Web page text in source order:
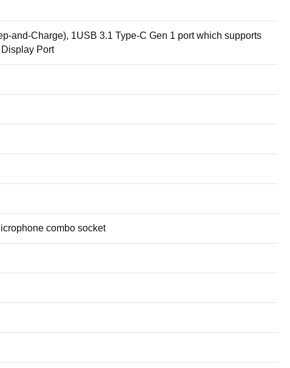
and-Charge), 1USB 3.1 Type-C Gen 1 port which supports
Port
combo socket